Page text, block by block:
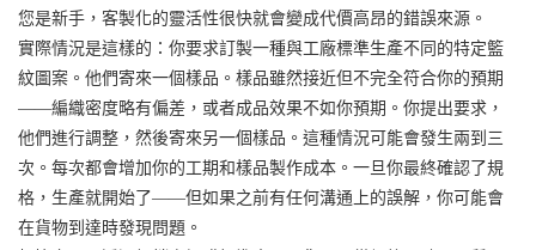
您是新手，客製化的靈活性很快就會變成代價高昂的錯誤來源。
實際情況是這樣的：你要求訂製一種與工廠標準生產不同的特定籃
紋圖案。他們寄來一個樣品。樣品雖然接近但不完全符合你的預期
——編織密度略有偏差，或者成品效果不如你預期。你提出要求，
他們進行調整，然後寄來另一個樣品。這種情況可能會發生兩到三
次。每次都會增加你的工期和樣品製作成本。一旦你最終確認了規
格，生產就開始了——但如果之前有任何溝通上的誤解，你可能會
在貨物到達時發現問題。